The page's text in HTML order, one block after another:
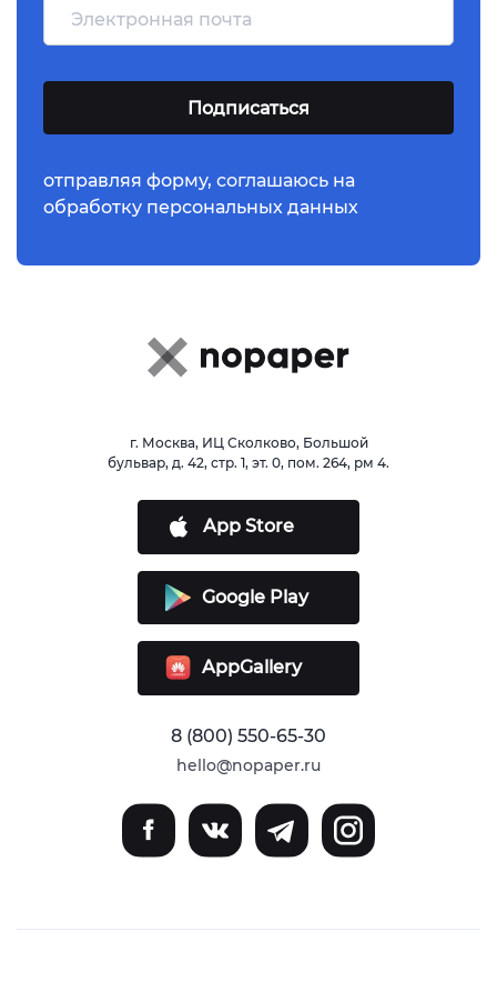
отправляя форму, соглашаюсь на
обработку персональных данных
г. Москва, ИЦ Сколково, Большой
бульвар, д. 42, стр. 1, эт. 0, пом. 264, рм 4.
App Store
Google Play
AppGallery
8 (800) 550-65-30
hello@nopaper.ru